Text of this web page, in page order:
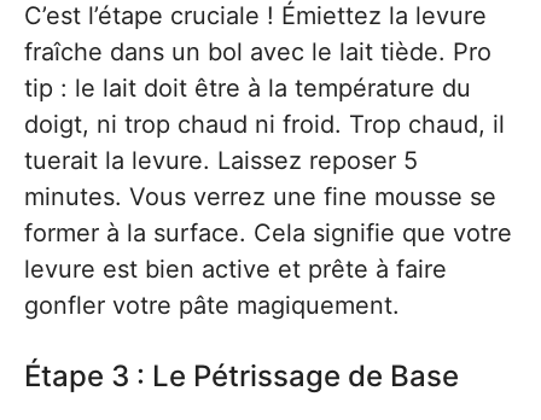
C’est l’étape cruciale ! Émiettez la levure
fraîche dans un bol avec le lait tiède. Pro
tip : le lait doit être à la température du
doigt, ni trop chaud ni froid. Trop chaud, il
tuerait la levure. Laissez reposer 5
minutes. Vous verrez une fine mousse se
former à la surface. Cela signifie que votre
levure est bien active et prête à faire
gonfler votre pâte magiquement.
Étape 3 : Le Pétrissage de Base